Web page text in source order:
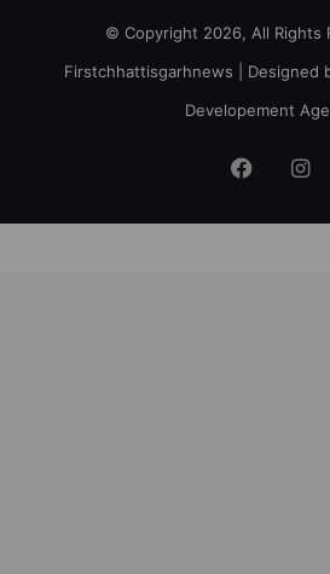
© Copyright 2026, All Rights
Firstchhattisgarhnews | Designed
Developement